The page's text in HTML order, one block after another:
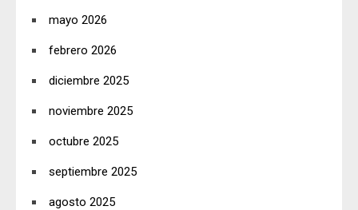
mayo 2026
febrero 2026
diciembre 2025
noviembre 2025
octubre 2025
septiembre 2025
agosto 2025